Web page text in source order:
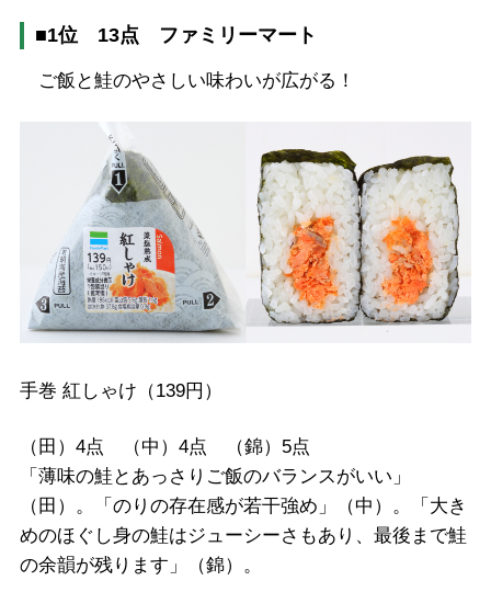
■1位 13点 ファミリーマート
ご飯と鮭のやさしい味わいが広がる！
手巻 紅しゃけ（139円）
（田）4点 （中）4点 （錦）5点
「薄味の鮭とあっさりご飯のバランスがいい」
（田）。「のりの存在感が若干強め」（中）。「大き
めのほぐし身の鮭はジューシーさもあり、最後まで鮭
の余韻が残ります」（錦）。